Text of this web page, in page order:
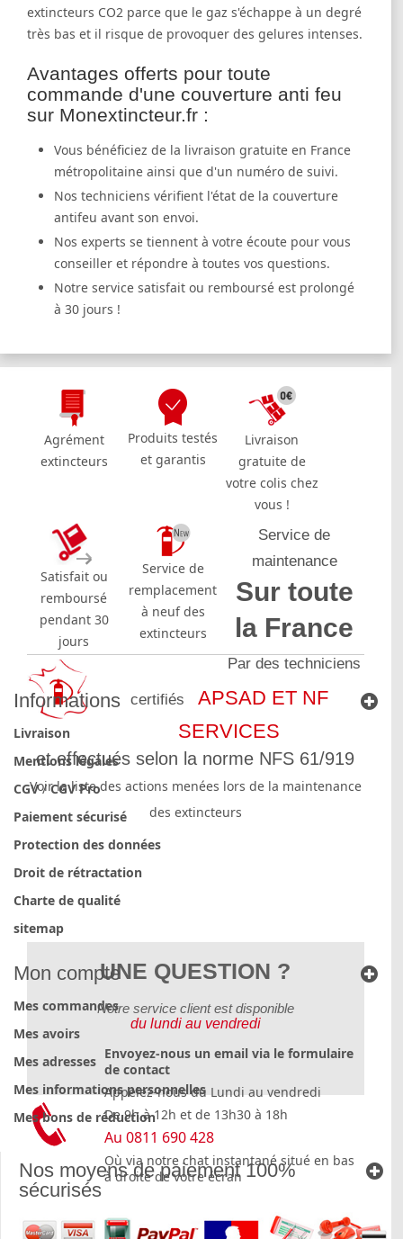
extincteurs CO2 parce que le gaz s'échappe à un degré
très bas et il risque de provoquer des gelures intenses.
Avantages offerts pour toute
commande d'une couverture anti feu
sur Monextincteur.fr :
Vous bénéficiez de la livraison gratuite en France
métropolitaine ainsi que d'un numéro de suivi.
Nos techniciens vérifient l'état de la couverture
antifeu avant son envoi.
Nos experts se tiennent à votre écoute pour vous
conseiller et répondre à toutes vos questions.
Notre service satisfait ou remboursé est prolongé
à 30 jours !
Agrément
extincteurs
Produits testés
et garantis
Livraison
gratuite de
votre colis chez
vous !
Satisfait ou
remboursé
pendant 30
jours
Service de
remplacement
à neuf des
extincteurs
Service de
maintenance
Sur toute
la France
Par des techniciens
certifiés
APSAD ET NF
SERVICES
et effectués selon la norme NFS 61/919
Voir la liste des actions menées lors de la maintenance
des extincteurs
UNE QUESTION ?
Notre service client est disponible
du lundi au vendredi
Envoyez-nous un email via le formulaire
de contact
Appelez-nous du Lundi au vendredi
De 9h à 12h et de 13h30 à 18h
Au 0811 690 428
Où via notre chat instantané situé en bas
à droite de votre écran
Informations
Livraison
Mentions légales
CGV/CGV Pro
Paiement sécurisé
Protection des données
Droit de rétractation
Charte de qualité
sitemap
Mon compte
Mes commandes
Mes avoirs
Mes adresses
Mes informations personnelles
Mes bons de réduction
Nos moyens de paiement 100%
sécurisés